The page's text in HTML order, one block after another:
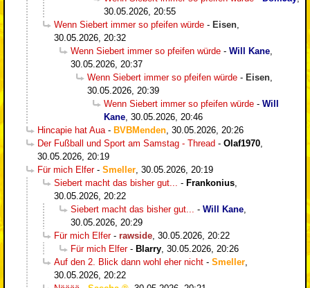
30.05.2026, 20:55
Wenn Siebert immer so pfeifen würde - Eisen
30.05.2026, 20:32
Wenn Siebert immer so pfeifen würde - Will Kane
30.05.2026, 20:37
Wenn Siebert immer so pfeifen würde - Eisen
30.05.2026, 20:39
Wenn Siebert immer so pfeifen würde - Will
Kane 30.05.2026, 20:46
Hincapie hat Aua - BVBMenden 30.05.2026, 20:26
Der Fußball und Sport am Samstag - Thread - Olaf1970
30.05.2026, 20:19
Für mich Elfer- Smeller 30.05.2026, 20:19
Siebert macht das bisher gut...
- Frankonius
30.05.2026, 20:22
Siebert macht das bisher gut...
- Will Kane
30.05.2026, 20:29
Für mich Elfer- rawside 30.05.2026, 20:22
Für mich Elfer- Blarry 30.05.2026, 20:26
Auf den 2. Blick dann wohl eher nicht - Smeller
30.05.2026, 20:22